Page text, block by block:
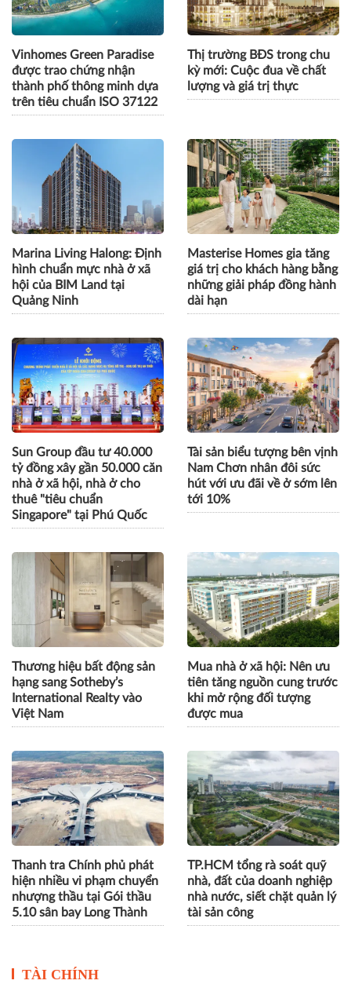
Vinhomes Green Paradise
được trao chứng nhận
thành phố thông minh dựa
trên tiêu chuẩn ISO 37122
Thị trường BĐS trong chu
kỳ mới: Cuộc đua về chất
lượng và giá trị thực
Marina Living Halong: Định
hình chuẩn mực nhà ở xã
hội của BIM Land tại
Quảng Ninh
Masterise Homes gia tăng
giá trị cho khách hàng bằng
những giải pháp đồng hành
dài hạn
Sun Group đầu tư 40.000
tỷ đồng xây gần 50.000 căn
nhà ở xã hội, nhà ở cho
thuê "tiêu chuẩn
Singapore" tại Phú Quốc
Tài sản biểu tượng bên vịnh
Nam Chơn nhân đôi sức
hút với ưu đãi về ở sớm lên
tới 10%
Thương hiệu bất động sản
hạng sang Sotheby’s
International Realty vào
Việt Nam
Mua nhà ở xã hội: Nên ưu
tiên tăng nguồn cung trước
khi mở rộng đối tượng
được mua
Thanh tra Chính phủ phát
hiện nhiều vi phạm chuyển
nhượng thầu tại Gói thầu
5.10 sân bay Long Thành
TP.HCM tổng rà soát quỹ
nhà, đất của doanh nghiệp
nhà nước, siết chặt quản lý
tài sản công
TÀI CHÍNH